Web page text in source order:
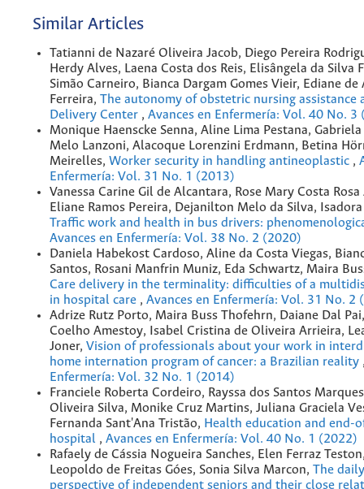
Similar Articles
Tatianni de Nazaré Oliveira Jacob, Diego Pereira
Herdy Alves, Laena Costa dos Reis, Elisângela da Silva
Simão Carneiro, Bianca Dargam Gomes Vieir, Ediane de
Ferreira, The autonomy of obstetric nursing assistance
Delivery Center , Avances en Enfermería: Vol. 40 No. 3
Monique Haenscke Senna, Aline Lima Pestana,
Melo Lanzoni, Alacoque Lorenzini Erdmann, Betina
Meirelles, Worker security in handling antineoplastic ,
Enfermería: Vol. 31 No. 1 (2013)
Vanessa Carine Gil de Alcantara, Rose Mary Costa
Eliane Ramos Pereira, Dejanilton Melo da Silva,
Traffic work and health in bus drivers:
Avances en Enfermería: Vol. 38 No. 2 (2020)
Daniela Habekost Cardoso, Aline da Costa Viegas,
Santos, Rosani Manfrin Muniz, Eda Schwartz, Maira
Care delivery in the terminality: difficulties of a
in hospital care , Avances en Enfermería: Vol. 31 No. 2
Adrize Rutz Porto, Maira Buss Thofehrn, Daiane Dal
Coelho Amestoy, Isabel Cristina de Oliveira Arrieira,
Joner, Vision of professionals about your work in
home internation program of cancer: a Brazilian reality
Enfermería: Vol. 32 No. 1 (2014)
Franciele Roberta Cordeiro, Rayssa dos Santos
Oliveira Silva, Monike Cruz Martins, Juliana Graciela
Fernanda Sant'Ana Tristão, Health education and end-
hospital , Avances en Enfermería: Vol. 40 No. 1 (2022)
Rafaely de Cássia Nogueira Sanches, Elen Ferraz
Leopoldo de Freitas Góes, Sonia Silva Marcon, The
perspective of independent seniors and their close